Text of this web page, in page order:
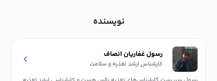
نویسنده
رسول غفاریان انصاف
کارشناس ارشد تغذیه و سلامت